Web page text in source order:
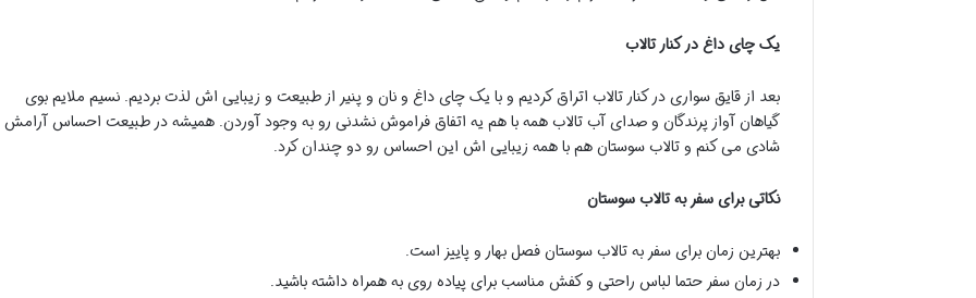
یک چای داغ در کنار تالاب
بعد از قایق سواری در کنار تالاب اتراق کردیم و با یک چای داغ و نان و پنیر از طبیعت و زیبایی اش لذت بردیم. نسیم ملایم بوی
گیاهان آواز پرندگان و صدای آب تالاب همه با هم یه اتفاق فراموش نشدنی رو به وجود آوردن. همیشه در طبیعت احساس
شادی می کنم و تالاب سوستان هم با همه زیبایی اش این احساس رو دو چندان کرد.
نکاتی برای سفر به تالاب سوستان
بهترین زمان برای سفر به تالاب سوستان فصل بهار و پاییز است.
در زمان سفر حتما لباس راحتی و کفش مناسب برای پیاده روی به همراه داشته باشید.